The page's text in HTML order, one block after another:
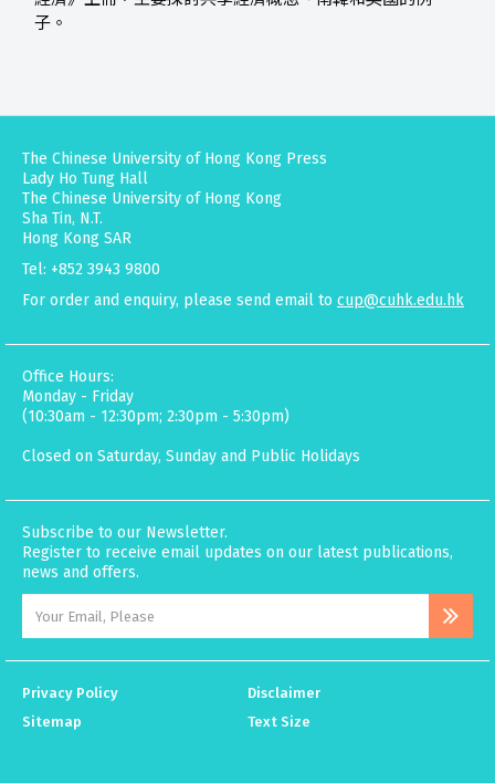
子。
The Chinese University of Hong Kong Press
Lady Ho Tung Hall
The Chinese University of Hong Kong
Sha Tin, N.T.
Hong Kong SAR
Tel: +852 3943 9800
For order and enquiry, please send email to cup@cuhk.edu.hk
Office Hours:
Monday - Friday
(10:30am - 12:30pm; 2:30pm - 5:30pm)
Closed on Saturday, Sunday and Public Holidays
Subscribe to our Newsletter.
Register to receive email updates on our latest publications,
news and offers.
Privacy Policy
Disclaimer
Sitemap
Text Size